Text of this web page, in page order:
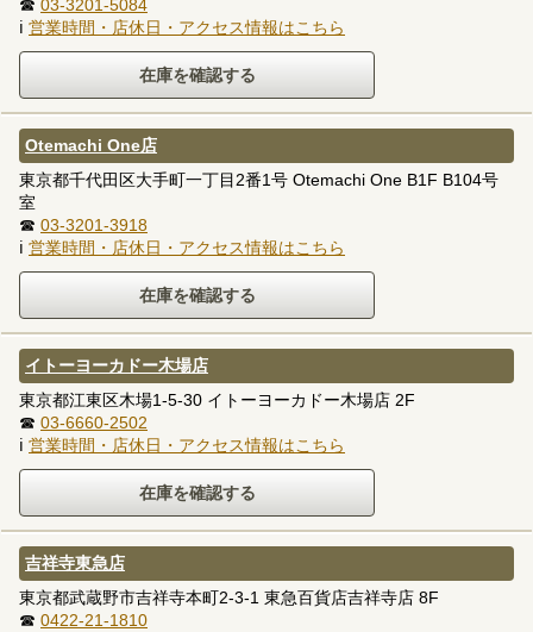
☎ 03-3201-5084
ℹ 営業時間・店休日・アクセス情報はこちら
Otemachi One店
東京都千代田区大手町一丁目2番1号 Otemachi One B1F B104号
室
☎ 03-3201-3918
ℹ 営業時間・店休日・アクセス情報はこちら
イトーヨーカドー木場店
東京都江東区木場1-5-30 イトーヨーカドー木場店 2F
☎ 03-6660-2502
ℹ 営業時間・店休日・アクセス情報はこちら
吉祥寺東急店
東京都武蔵野市吉祥寺本町2-3-1 東急百貨店吉祥寺店 8F
☎ 0422-21-1810